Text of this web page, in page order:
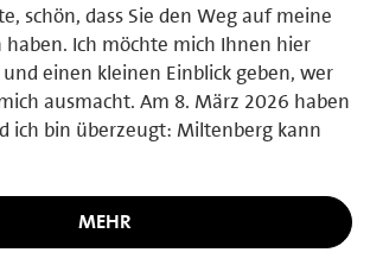
schön, dass Sie den Weg auf meine
Ich möchte mich Ihnen hier
einen kleinen Einblick geben, wer
ausmacht. Am 8. März 2026 haben
ich bin überzeugt: Miltenberg kann
MEHR